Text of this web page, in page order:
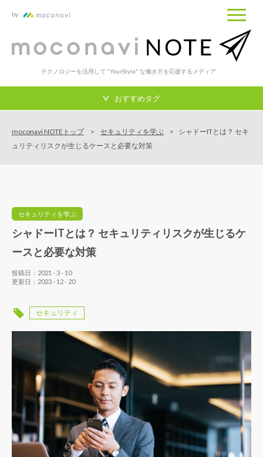
テクノロジーを活用して "YourStyle" な働き方を応援するメディア
by
おすすめタグ
moconavi NOTEトップ セキュリティを学ぶ
シャドーITとは？ セキ
ュリティリスクが生じるケースと必要な対策
セキュリティを学ぶ
シャドーITとは？ セキュリティリスクが生じるケ
ースと必要な対策
投稿日：2021 - 3 - 10
更新日：2023 - 12 - 20
セキュリティ